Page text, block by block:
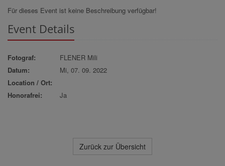
Für dieses Event ist keine Beschreibung verfügbar!
Event Details
Fotograf:
FLENER Mili
Datum:
Mi, 07. 09. 2022
Location / Ort:
Honorafrei:
Ja
Zurück zur Übersicht